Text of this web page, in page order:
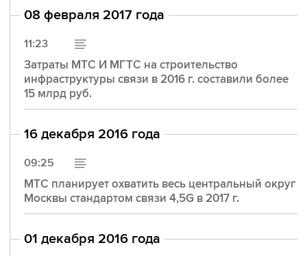
08 февраля 2017 года
11:23
Затраты МТС И МГТС на строительство
инфраструктуры связи в 2016 г. составили более
15 млрд руб.
16 декабря 2016 года
09:25
МТС планирует охватить весь центральный округ
Москвы стандартом связи 4,5G в 2017 г.
01 декабря 2016 года
В мае Государственная Третьяковская галерея
отметила 170-летие со дня основания. К
юбилею одного из самых известных и
посещаемых музеев страны мы подготовили
лонгрид, в котором приглашаем поближе
взглянуть на классическую живопись и понять,
чем она очаровала Павла Третьякова.